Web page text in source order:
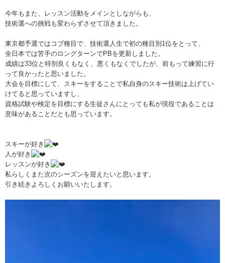
今年もまた、レッスン活動をメインとしながらも、
技術選への挑戦も変わらずさせて頂きました。
東京都予選ではコブ種目で、技術選人生で初の種目別1位をとって、
全日本では苦手のロングターンでPBを更新しました。
成績は33位と特別良くもなく、悪くもなくでしたが、前もって練習に行
って良かったと思いました。
大会を目標にして、スキーをすることで私自身のスキー技術は上げてい
けてると思っていますし、
資格試験や検定を目標にする生徒さんにとっても私が現役であることは
意味があることだとも思っています。
スキーが好き
人が好き
レッスンが好き
私らしくまた次のシーズンを迎えたいと思います。
引き続きよろしくお願いいたします。